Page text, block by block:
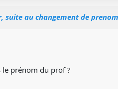
suite au changement de
le prénom du prof ?